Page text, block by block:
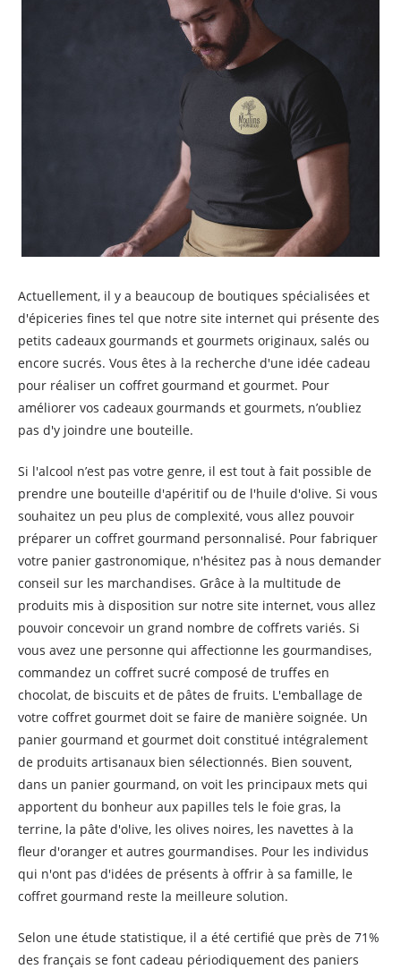
Actuellement, il y a beaucoup de boutiques spécialisées et
d'épiceries fines tel que notre site internet qui présente des
petits cadeaux gourmands et gourmets originaux, salés ou
encore sucrés. Vous êtes à la recherche d'une idée cadeau
pour réaliser un coffret gourmand et gourmet. Pour
améliorer vos cadeaux gourmands et gourmets, n’oubliez
pas d'y joindre une bouteille.
Si l'alcool n’est pas votre genre, il est tout à fait possible de
prendre une bouteille d'apéritif ou de l'huile d'olive. Si vous
souhaitez un peu plus de complexité, vous allez pouvoir
préparer un coffret gourmand personnalisé. Pour fabriquer
votre panier gastronomique, n'hésitez pas à nous demander
conseil sur les marchandises. Grâce à la multitude de
produits mis à disposition sur notre site internet, vous allez
pouvoir concevoir un grand nombre de coffrets variés. Si
vous avez une personne qui affectionne les gourmandises,
commandez un coffret sucré composé de truffes en
chocolat, de biscuits et de pâtes de fruits. L'emballage de
votre coffret gourmet doit se faire de manière soignée. Un
panier gourmand et gourmet doit constitué intégralement
de produits artisanaux bien sélectionnés. Bien souvent,
dans un panier gourmand, on voit les principaux mets qui
apportent du bonheur aux papilles tels le foie gras, la
terrine, la pâte d'olive, les olives noires, les navettes à la
fleur d'oranger et autres gourmandises. Pour les individus
qui n'ont pas d'idées de présents à offrir à sa famille, le
coffret gourmand reste la meilleure solution.
Selon une étude statistique, il a été certifié que près de 71%
des français se font cadeau périodiquement des paniers